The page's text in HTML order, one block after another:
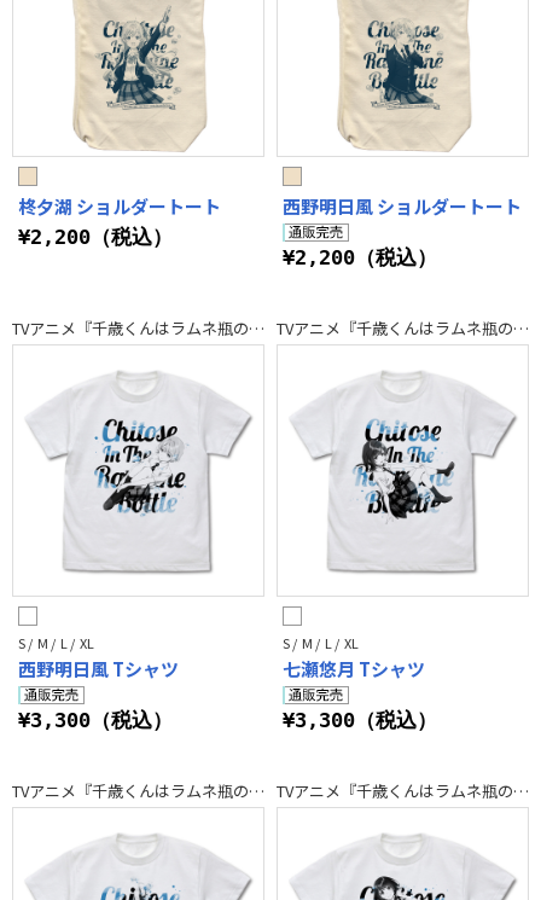
柊夕湖 ショルダートート
¥2,200（税込）
西野明日風 ショルダートート
¥2,200（税込）
TVアニメ『千歳くんはラムネ瓶のなか』
S / M / L / XL
西野明日風 Tシャツ
¥3,300（税込）
TVアニメ『千歳くんはラムネ瓶のなか』
S / M / L / XL
七瀬悠月 Tシャツ
¥3,300（税込）
TVアニメ『千歳くんはラムネ瓶のなか』 TVアニメ『千歳くんはラムネ瓶のなか』